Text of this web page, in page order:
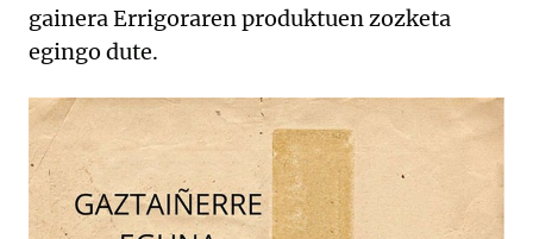
gainera Errigoraren produktuen zozketa
egingo dute.